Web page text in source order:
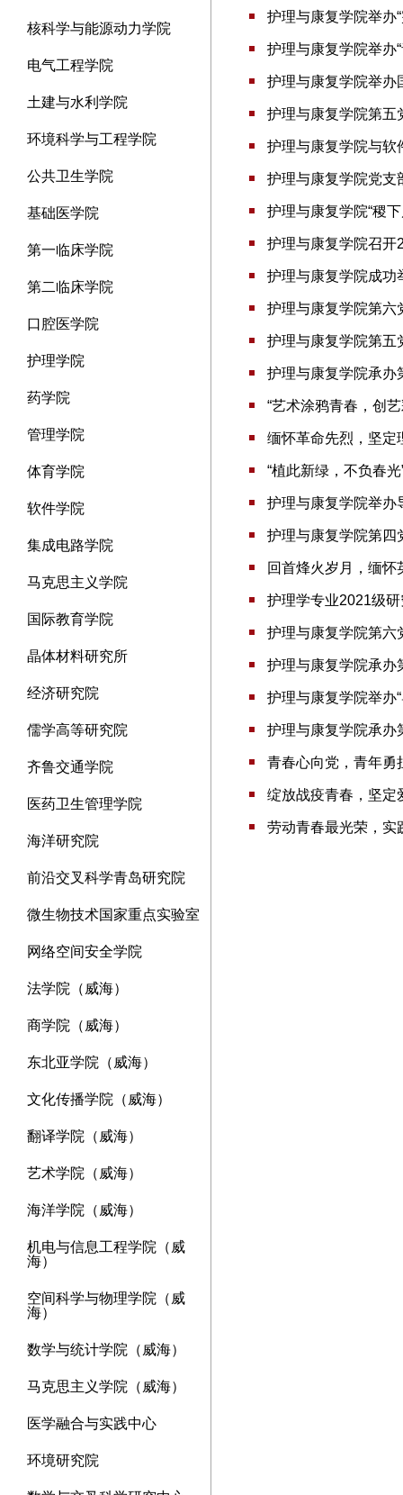
核科学与能源动力学院
电气工程学院
土建与水利学院
环境科学与工程学院
公共卫生学院
基础医学院
第一临床学院
第二临床学院
口腔医学院
护理学院
药学院
管理学院
体育学院
软件学院
集成电路学院
马克思主义学院
国际教育学院
晶体材料研究所
经济研究院
儒学高等研究院
齐鲁交通学院
医药卫生管理学院
海洋研究院
前沿交叉科学青岛研究院
微生物技术国家重点实验室
网络空间安全学院
法学院（威海）
商学院（威海）
东北亚学院（威海）
文化传播学院（威海）
翻译学院（威海）
艺术学院（威海）
海洋学院（威海）
机电与信息工程学院（威
海）
空间科学与物理学院（威
海）
数学与统计学院（威海）
马克思主义学院（威海）
医学融合与实践中心
环境研究院
护理与康复学院举办
护理与康复学院举办
护理与康复学院举办
护理与康复学院第五
护理与康复学院与软
护理与康复学院党支
护理与康复学院“稷
护理与康复学院召开
护理与康复学院成功
护理与康复学院第六
护理与康复学院第五
护理与康复学院承办
“艺术涂鸦青春，创
缅怀革命先烈，坚
“植此新绿，不负春
护理与康复学院举办
护理与康复学院第
回首烽火岁月，缅
护理学专业2021级
护理与康复学院第六
护理与康复学院承办
护理与康复学院举办
护理与康复学院承办
青春心向党，青年
绽放战疫青春，坚
劳动青春最光荣，